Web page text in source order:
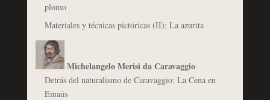
plomo
Materiales y técnicas pictóricas (II): La azurita
Michelangelo Merisi da Caravaggio
Detrás del naturalismo de Caravaggio: La Cena en
Emaús